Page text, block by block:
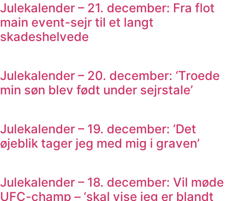
Julekalender – 21. december: Fra flot
main event-sejr til et langt
skadeshelvede
Julekalender – 20. december: ‘Troede
min søn blev født under sejrstale’
Julekalender – 19. december: ‘Det
øjeblik tager jeg med mig i graven’
Julekalender – 18. december: Vil møde
UFC-champ – ‘skal vise jeg er blandt